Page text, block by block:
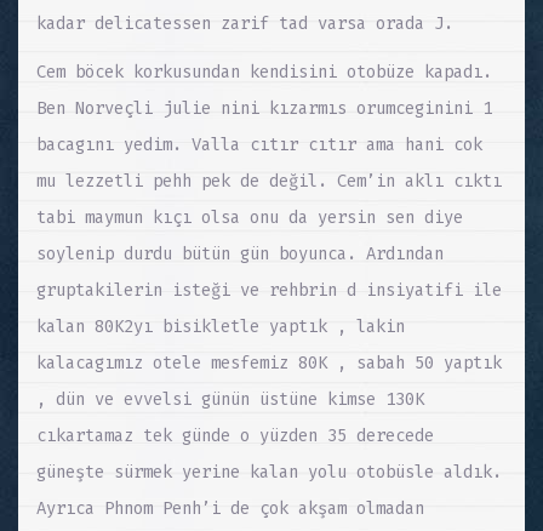
kadar delicatessen zarif tad varsa orada J.
Cem böcek korkusundan kendisini otobüze kapadı.
Ben Norveçli julie nini kızarmıs orumceginini 1
bacagını yedim. Valla cıtır cıtır ama hani cok
mu lezzetli pehh pek de değil. Cem’in aklı cıktı
tabi maymun kıçı olsa onu da yersin sen diye
soylenip durdu bütün gün boyunca. Ardından
gruptakilerin isteği ve rehbrin d insiyatifi ile
kalan 80K2yı bisikletle yaptık , lakin
kalacagımız otele mesfemiz 80K , sabah 50 yaptık
, dün ve evvelsi günün üstüne kimse 130K
cıkartamaz tek günde o yüzden 35 derecede
güneşte sürmek yerine kalan yolu otobüsle aldık.
Ayrıca Phnom Penh’i de çok akşam olmadan